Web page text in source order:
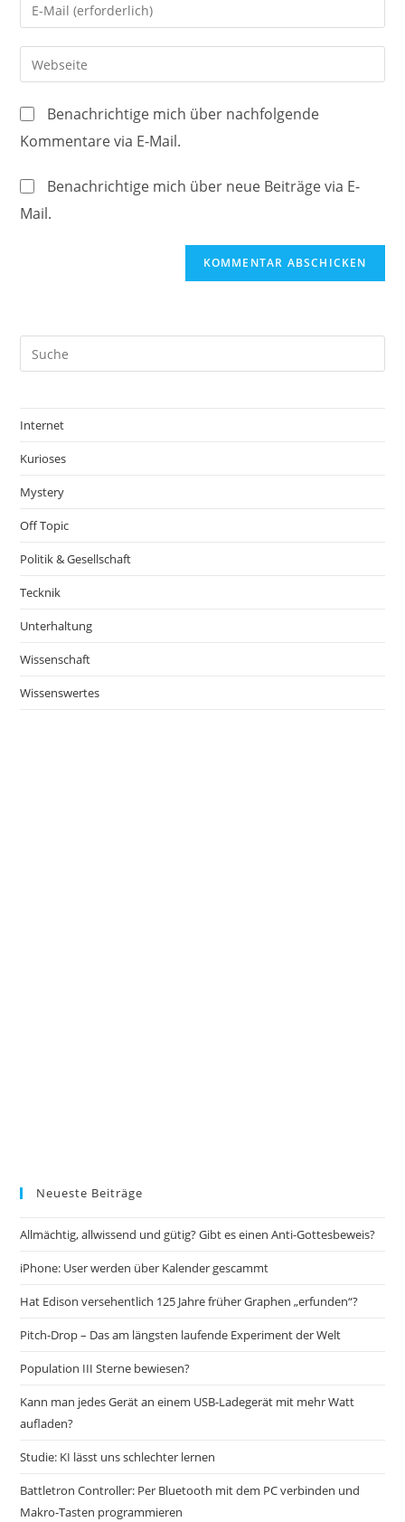
oder
Benutzernamen
zum
ein
deine
E-
Mail-
zum
Kommentieren
Gib
deine
Website-
URL
ein
Benachrichtige mich über nachfolgende
Kommentare via E-Mail.
Benachrichtige mich über neue Beiträge via E-
Mail.
Internet
Kurioses
Mystery
Off Topic
Politik & Gesellschaft
Tecknik
Unterhaltung
Wissenschaft
Wissenswertes
Neueste Beiträge
Allmächtig, allwissend und gütig? Gibt es einen Anti-Gottesbeweis?
iPhone: User werden über Kalender gescammt
Hat Edison versehentlich 125 Jahre früher Graphen „erfunden“?
Pitch-Drop – Das am längsten laufende Experiment der Welt
Population III Sterne bewiesen?
Kann man jedes Gerät an einem USB-Ladegerät mit mehr Watt
aufladen?
Studie: KI lässt uns schlechter lernen
Battletron Controller: Per Bluetooth mit dem PC verbinden und
Makro-Tasten programmieren